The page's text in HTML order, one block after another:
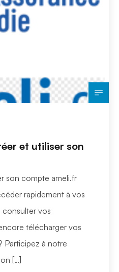
et utiliser son
son compte ameli.fr
rapidement à vos
consulter vos
télécharger vos
Participez à notre
[…]